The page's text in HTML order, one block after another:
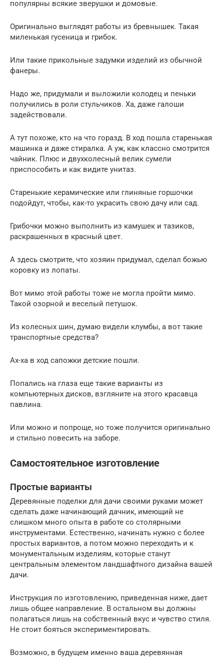
популярны всякие зверушки и домовые.
Оригинально выглядят работы из бревнышек. Такая
миленькая гусеница и грибок.
Или такие прикольные задумки изделий из обычной
фанеры.
Надо же, придумали и выложили колодец и пеньки
получились в роли стульчиков. Ха, даже галоши
задействовали.
А тут похоже, кто на что горазд. В ход пошла старенькая
машинка и даже стиралка. А уж, как классно смотрится
чайник. Плюс и двухколесный велик сумели
приспособить и как видите унитаз.
Старенькие керамические или глиняные горшочки
подойдут, чтобы, как-то украсить свою дачу или сад.
Грибочки можно выполнить из камушек и тазиков,
раскрашенных в красный цвет.
А здесь смотрите, что хозяин придумал, сделал божью
коровку из лопаты.
Вот мимо этой работы тоже не могла пройти мимо.
Такой озорной и веселый петушок.
Из колесных шин, думаю видели клумбы, а вот такие
транспортные средства?
Ах-ха в ход сапожки детские пошли.
Попались на глаза еще такие варианты из
компьютерных дисков, взгляните на этого красавца
павлина.
Или можно и попроще, но тоже получится оригинально
и стильно повесить на заборе.
Самостоятельное изготовление
Простые варианты
Деревянные поделки для дачи своими руками может
сделать даже начинающий дачник, имеющий не
слишком много опыта в работе со столярными
инструментами. Естественно, начинать нужно с более
простых вариантов, а потом можно переходить и к
монументальным изделиям, которые станут
центральным элементом ландшафтного дизайна вашей
дачи.
Инструкция по изготовлению, приведенная ниже, дает
лишь общее направление. В остальном вы должны
полагаться лишь на собственный вкус и чувство стиля.
Не стоит бояться экспериментировать.
Возможно, в будущем именно ваша деревянная